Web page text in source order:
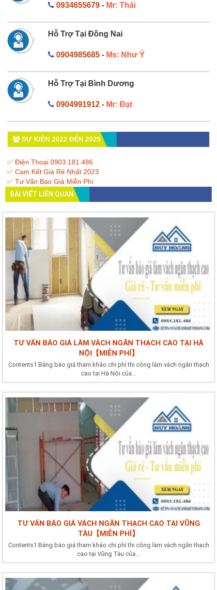
0934655679- Mr: Thái
Hỗ Trợ Tại Đồng Nai
0904985685- Ms: Như Ý
Hỗ Trợ Tại Bình Dương
0904991912- Mr: Đạt
SỰ KIỆN 2022 ĐẾN 2025
✅ Điện Thoại 0903.181.486
✅ Cam Kết Giá Rẻ Nhất 2023
✅ Tư Vấn Báo Giá Miễn Phí
BÀI VIẾT LIÊN QUAN
TƯ VẤN BÁO GIÁ LÀM VÁCH NGĂN THẠCH CAO TẠI HÀ
NỘI【MIỄN PHÍ】
Contents1 Bảng báo giá tham khảo chi phí thi công làm vách ngăn thạch
cao tại Hà Nội của...
TƯ VẤN BÁO GIÁ VÁCH NGĂN THẠCH CAO TẠI VŨNG
TÀU【MIỄN PHÍ】
Contents1 Bảng báo giá tham khảo chi phí thi công làm vách ngăn thạch
cao tại Vũng Tàu của...